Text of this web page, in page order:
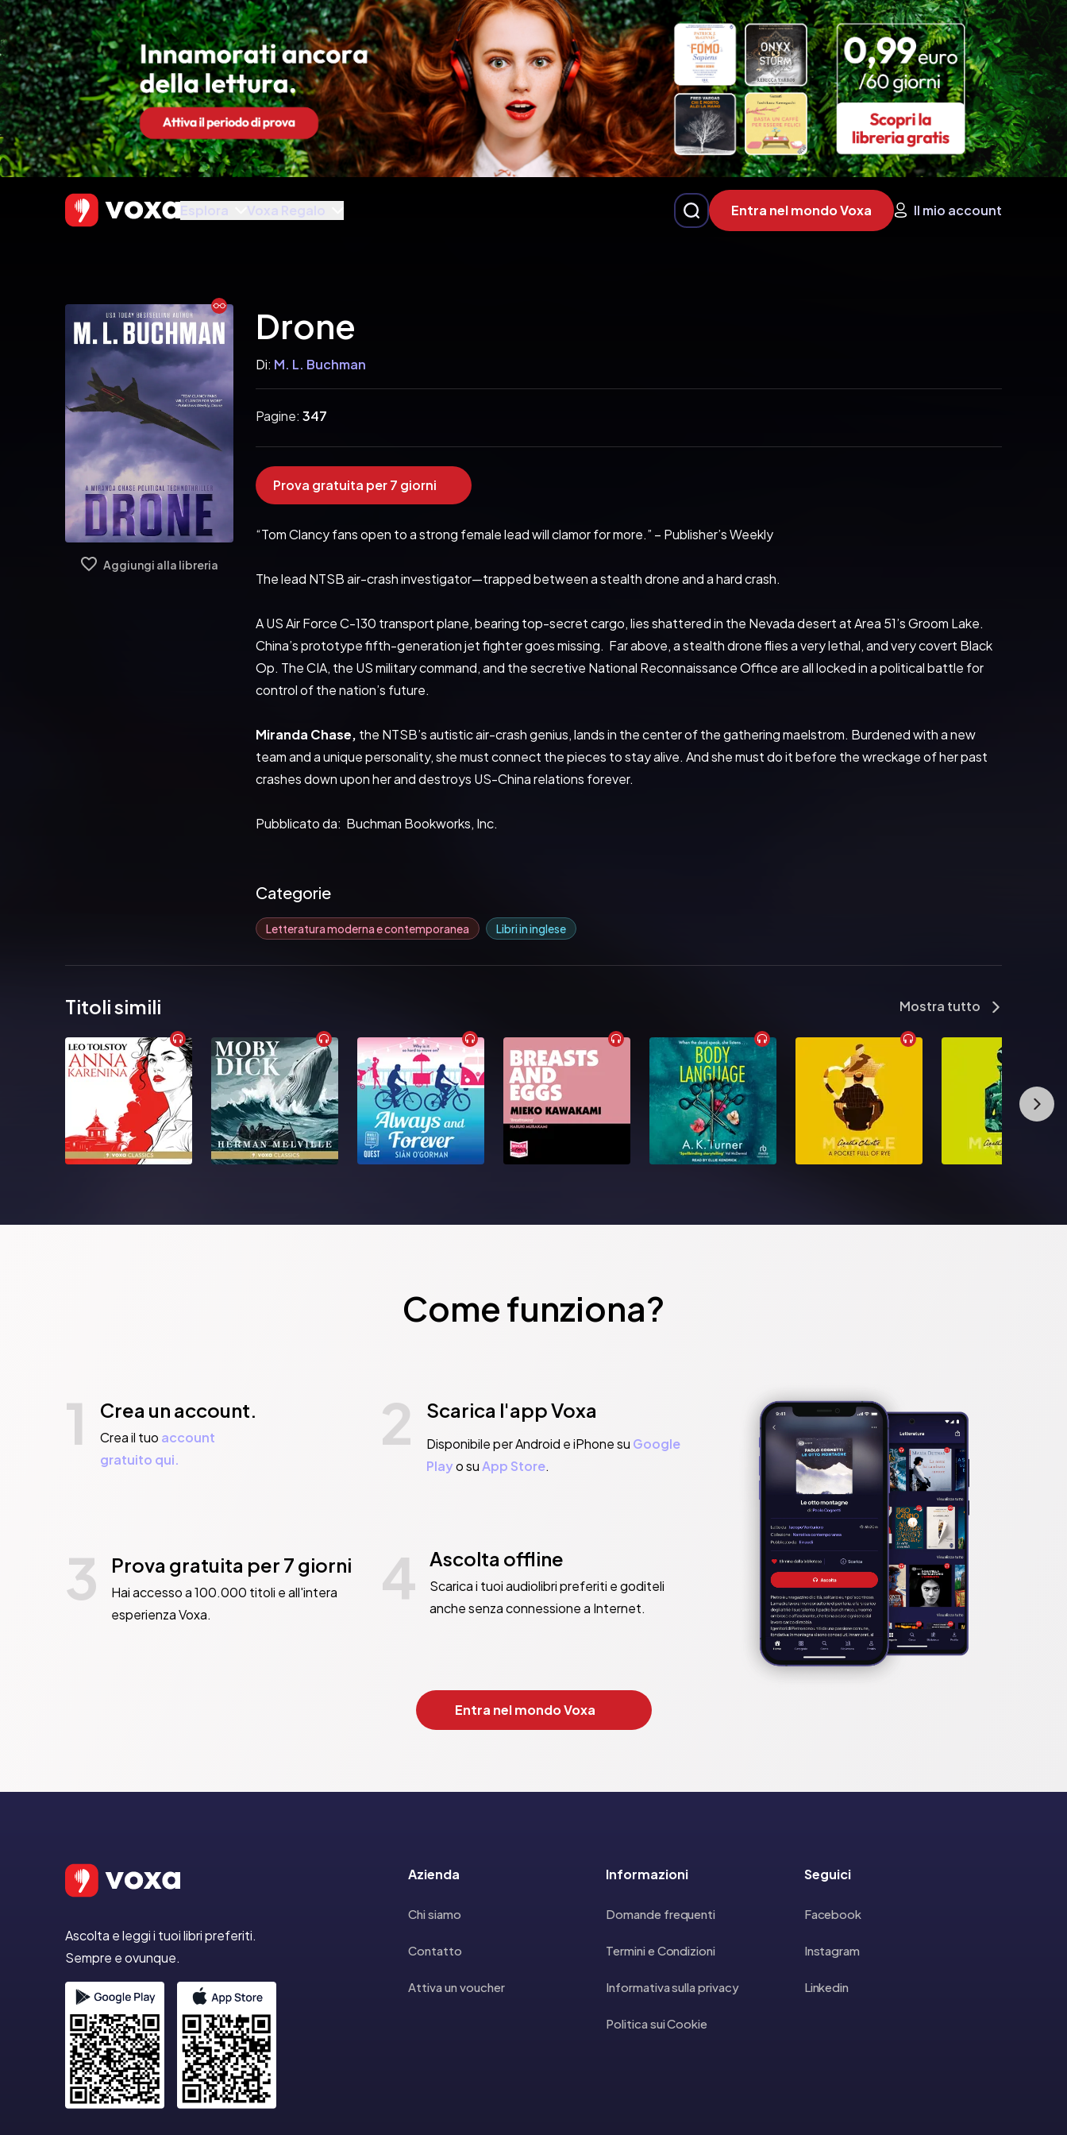
Esplora Voxa Regalo Entra nel mondo Voxa Il mio account
Aggiungi alla libreria
Drone
Di: M. L. Buchman
Pagine: 347
Prova gratuita per 7 giorni
“Tom Clancy fans open to a strong female lead will clamor for more.” – Publisher’s Weekly
The lead NTSB air-crash investigator—trapped between a stealth drone and a hard crash.
A US Air Force C-130 transport plane, bearing top-secret cargo, lies shattered in the Nevada desert at Area 51’s Groom Lake.
China’s prototype fifth-generation jet fighter goes missing.  Far above, a stealth drone flies a very lethal, and very covert Black
Op. The CIA, the US military command, and the secretive National Reconnaissance Office are all locked in a political battle for
control of the nation’s future.
Miranda Chase, the NTSB’s autistic air-crash genius, lands in the center of the gathering maelstrom. Burdened with a new
team and a unique personality, she must connect the pieces to stay alive. And she must do it before the wreckage of her past
crashes down upon her and destroys US-China relations forever.
Pubblicato da:  Buchman Bookworks, Inc.
Categorie
Letteratura moderna e contemporanea Libri in inglese
Titoli simili Mostra tutto
Come funziona?
1 Crea un account.
Crea il tuo account
gratuito qui.
2 Scarica l'app Voxa
Disponibile per Android e iPhone su Google
Playo suApp Store.
3 Prova gratuita per 7 giorni
Hai accesso a 100.000 titoli e all'intera
esperienza Voxa.
4 Ascolta offline
Scarica i tuoi audiolibri preferiti e goditeli
anche senza connessione a Internet.
Entra nel mondo Voxa
Ascolta e leggi i tuoi libri preferiti.
Sempre e ovunque.
Azienda
Chi siamo
Contatto
Attiva un voucher
Informazioni
Domande frequenti
Termini e Condizioni
Informativa sulla privacy
Politica sui Cookie
Seguici
Facebook
Instagram
Linkedin